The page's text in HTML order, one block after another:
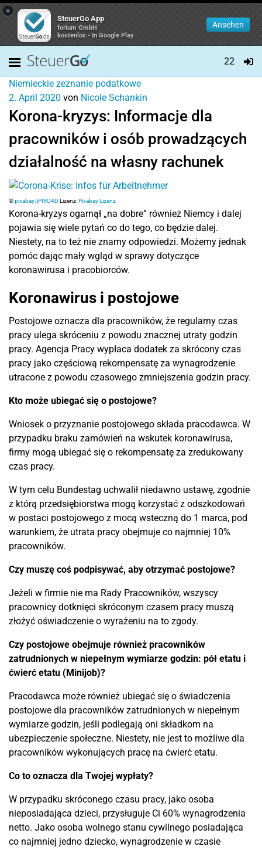
×
SteuerGo App
forium GmbH
kostenlos - In Google Play
Ansehen
22
Niemieckie zeznanie podatkowe
2. April 2020 von Nicole Schankin
Korona-kryzys: Informacje dla
pracowników i osób prowadzących
działalność na własny rachunek
©pixabay/jPIRO4D Lizenz:Pixabay Lizenz
Korona-kryzys ogarnął „na dobre” również Niemcy i dalej
pojawia się wiele pytań co do tego, co będzie dalej.
Niestety, na to też nie znamy odpowiedzi. Możemy jednak
pomóc dając mały wgląd w sprawy dotyczące
koronawirusa i pracobiorców.
Koronawirus i postojowe
Postojowe oznacza dla pracowników, że regularny czas
pracy ulega skróceniu z powodu znacznej utraty godzin
pracy. Agencja Pracy wypłaca dodatek za skrócony czas
pracy jako częściową rekompensatę za wynagrodzenie
utracone z powodu czasowego zmniejszenia godzin pracy.
Kto może ubiegać się o postojowe?
Wniosek o przyznanie postojowego składa pracodawca. W
przypadku braku zamówień na wskutek koronawirusa,
firmy mogą ubiegać się o rekompensatę za zredukowany
czas pracy.
W tym celu Bundestag uchwalił niedawno ustawę, zgodnie
z którą przedsiębiorstwa mogą korzystać z odszkodowań
w postaci postojowego z mocą wsteczną do 1 marca, pod
warunkiem, że utrata pracy obejmuje co najmniej 10%
pracowników.
Czy muszę coś podpisywać, aby otrzymać postojowe?
Jeżeli w firmie nie ma Rady Pracowników, wszyscy
pracownicy dotknięci skróconym czasem pracy muszą
złożyć oświadczenie o wyrażeniu na to zgody.
Czy postojowe obejmuje również pracowników
zatrudnionych w niepełnym wymiarze godzin: pół etatu i
ćwierć etatu (Minijob)?
Pracodawca może również ubiegać się o świadczenia
postojowe dla pracowników zatrudnionych w niepełnym
wymiarze godzin, jeśli podlegają oni składkom na
ubezpieczenie społeczne. Niestety, nie jest to możliwe dla
pracowników wykonujących pracę na ćwierć etatu.
Co to oznacza dla Twojej wypłaty?
W przypadku skróconego czasu pracy, jako osoba
nieposiadająca dzieci, przysługuje Ci 60% wynagrodzenia
netto. Jako osoba wolnego stanu cywilnego posiadająca
co najmniej jedno dziecko, wynagrodzenie w czasie